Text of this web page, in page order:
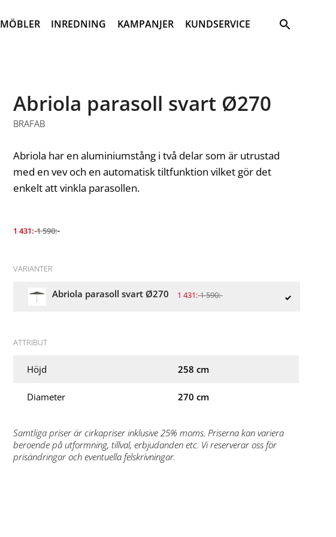
MÖBLER INREDNING KAMPANJER KUNDSERVICE Sök
Abriola parasoll svart Ø270
BRAFAB
Abriola har en aluminiumstång i två delar som är utrustad
med en vev och en automatisk tiltfunktion vilket gör det
enkelt att vinkla parasollen.
1 431:-1 590:-
VARIANTER
Abriola parasoll svart Ø270 1 431:-1 590:-
ATTRIBUT
Höjd 258 cm
Diameter 270 cm
Samtliga priser är cirkapriser inklusive 25% moms. Priserna kan variera
beroende på utformning, tillval, erbjudanden etc. Vi reserverar oss för
prisändringar och eventuella felskrivningar.